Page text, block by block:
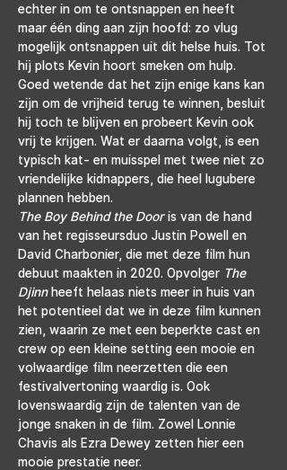
echter in om te ontsnappen en heeft
maar één ding aan zijn hoofd: zo vlug
mogelijk ontsnappen uit dit helse huis. Tot
hij plots Kevin hoort smeken om hulp.
Goed wetende dat het zijn enige kans kan
zijn om de vrijheid terug te winnen, besluit
hij toch te blijven en probeert Kevin ook
vrij te krijgen. Wat er daarna volgt, is een
typisch kat- en muisspel met twee niet zo
vriendelijke kidnappers, die heel lugubere
plannen hebben.
The Boy Behind the Door is van de hand
van het regisseursduo Justin Powell en
David Charbonier, die met deze film hun
debuut maakten in 2020. Opvolger The
Djinn heeft helaas niets meer in huis van
het potentieel dat we in deze film kunnen
zien, waarin ze met een beperkte cast en
crew op een kleine setting een mooie en
volwaardige film neerzetten die een
festivalvertoning waardig is. Ook
lovenswaardig zijn de talenten van de
jonge snaken in de film. Zowel Lonnie
Chavis als Ezra Dewey zetten hier een
mooie prestatie neer.